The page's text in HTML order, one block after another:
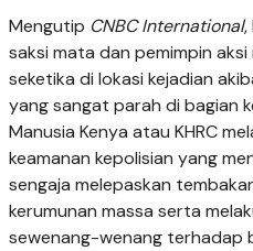
Mengutip CNBC International,
saksi mata dan pemimpin
seketika di lokasi kejadian
yang sangat parah di bagian
Manusia Kenya atau KHRC
keamanan kepolisian yang
sengaja melepaskan
kerumunan massa serta
sewenang-wenang terhadap